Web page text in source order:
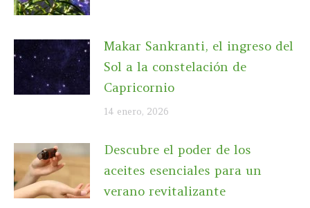
Makar Sankranti, el ingreso del
Sol a la constelación de
Capricornio
14 enero, 2026
Descubre el poder de los
aceites esenciales para un
verano revitalizante